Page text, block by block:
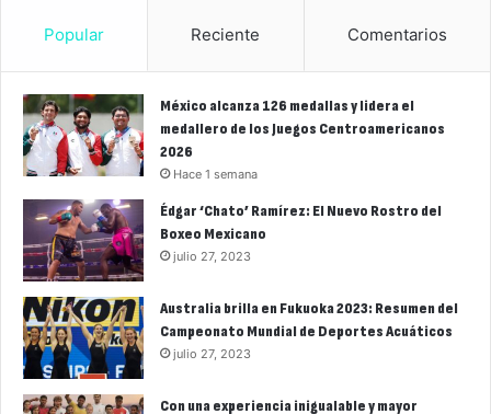
Popular Reciente Comentarios
México alcanza 126 medallas y lidera el
medallero de los Juegos Centroamericanos
2026
Hace 1 semana
Édgar ‘Chato’ Ramírez: El Nuevo Rostro del
Boxeo Mexicano
julio 27, 2023
Australia brilla en Fukuoka 2023: Resumen del
Campeonato Mundial de Deportes Acuáticos
julio 27, 2023
Con una experiencia inigualable y mayor